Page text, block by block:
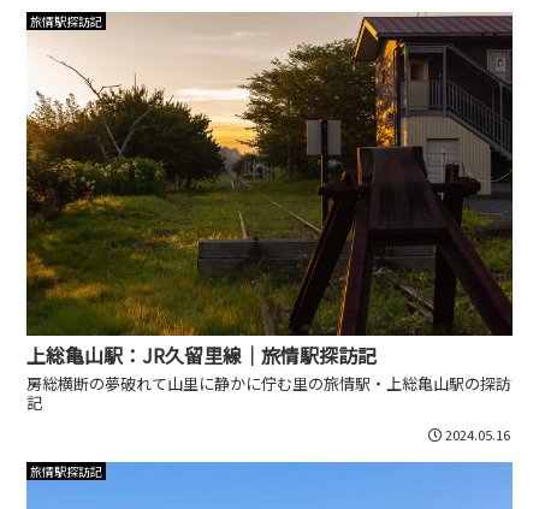
旅情駅探訪記
上総亀山駅：JR久留里線｜旅情駅探訪記
房総横断の夢破れて山里に静かに佇む里の旅情駅・上総亀山駅の探訪
記
2024.05.16
旅情駅探訪記